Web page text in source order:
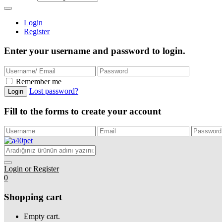
Login
Register
Enter your username and password to login.
Remember me
Login Lost password?
Fill to the forms to create your account
Login or Register
0
Shopping cart
Empty cart.